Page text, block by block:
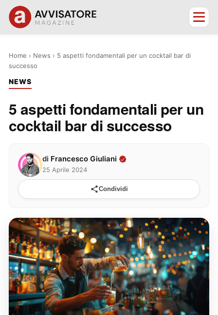
Home › News › 5 aspetti fondamentali per un cocktail bar di
successo
NEWS
5 aspetti fondamentali per un
cocktail bar di successo
di Francesco Giuliani
25 Aprile 2024
Condividi